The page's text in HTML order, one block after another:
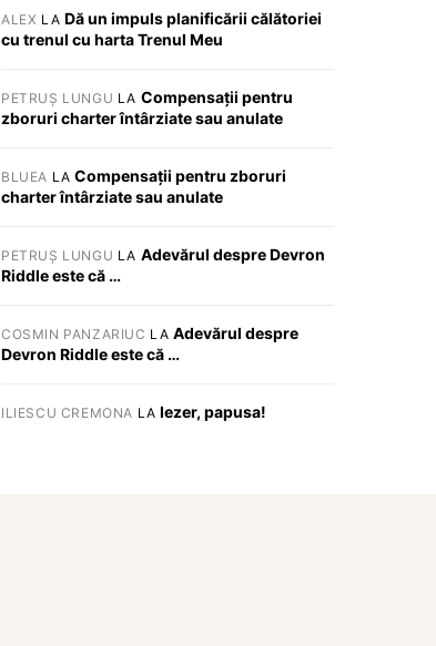
ALEX LA Dă un impuls planificării călătoriei
cu trenul cu harta Trenul Meu
PETRUȘ LUNGU LA Compensații pentru
zboruri charter întârziate sau anulate
BLUEA LACompensații pentru zboruri
charter întârziate sau anulate
PETRUȘ LUNGU LA Adevărul despre Devron
Riddle este că …
COSMIN PANZARIUC LA Adevărul despre
Devron Riddle este că …
ILIESCU CREMONA LA Iezer, papusa!